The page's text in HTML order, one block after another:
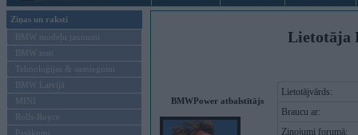
Ziņas un raksti
BMW modeļu jaunumi
BMW testi
Tehnoloģijas & sasniegumi
BMW Latvijā
MINI
Rolls-Royce
Pasākumi
Lietotāja
BMWPower atbalstītājs
Lietotājvārds:
Braucu ar:
Ziņojumi forumā: